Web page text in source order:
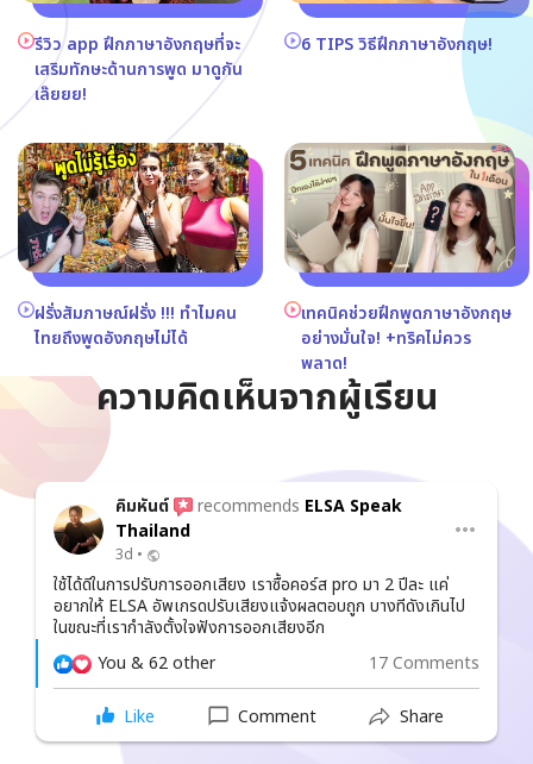
รีวิว app ฝึกภาษาอังกฤษที่จะ
เสริมทักษะด้านการพูด มาดูกัน
เล๊ยยย!
6 TIPS วิธีฝึกภาษาอังกฤษ!
ฝรั่งสัมภาษณ์ฝรั่ง !!! ทำไมคน
ไทยถึงพูดอังกฤษไม่ได้
เทคนิคช่วยฝึกพูดภาษาอังกฤษ
อย่างมั่นใจ! +ทริคไม่ควร
พลาด!
ความคิดเห็นจากผู้เรียน
คิมหันต์ recommends ELSA Speak
Thailand
3d •
ใช้ได้ดีในการปรับการออกเสียง เราซื้อคอร์ส pro มา 2 ปีละ แค่
อยากให้ ELSA อัพเกรดปรับเสียงแจ้งผลตอบถูก บางทีดังเกินไป
ในขณะที่เรากำลังตั้งใจฟังการออกเสียงอีก
You & 62 other
17 Comments
Like Comment Share